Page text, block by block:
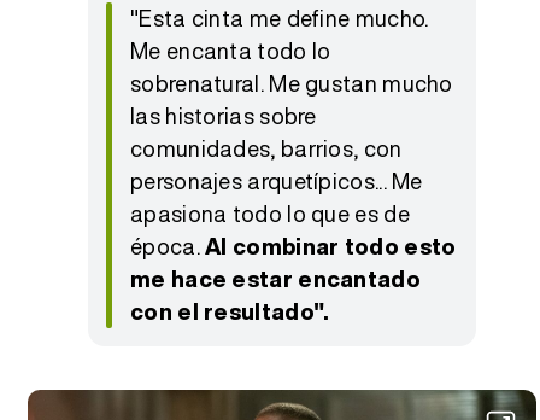
"Esta cinta me define mucho.
Me encanta todo lo
sobrenatural. Me gustan mucho
las historias sobre
comunidades, barrios, con
personajes arquetípicos... Me
apasiona todo lo que es de
época.Al combinar todo esto
me hace estar encantado
con el resultado".